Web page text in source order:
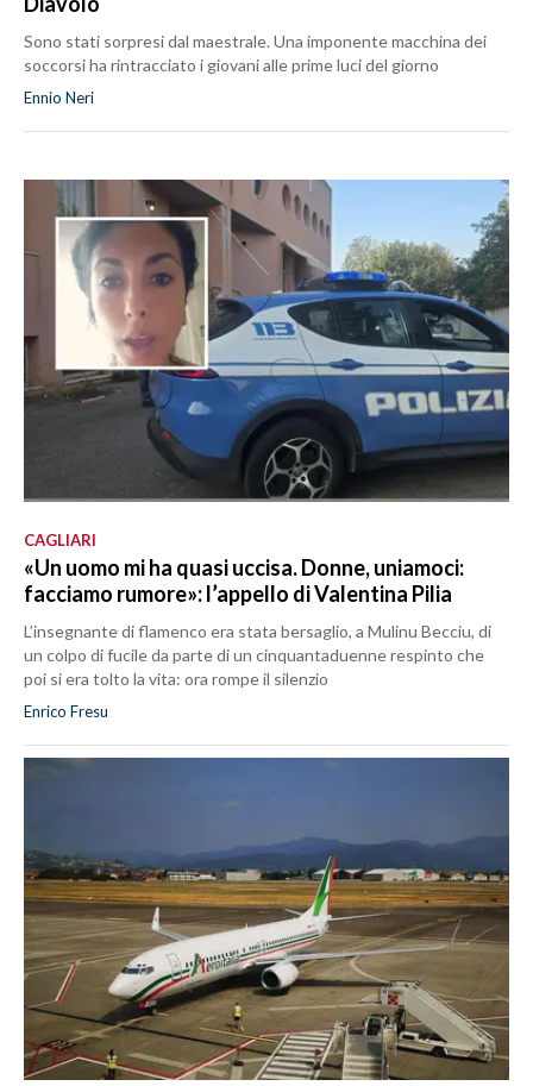
Sono stati sorpresi dal maestrale. Una imponente macchina dei
soccorsi ha rintracciato i giovani alle prime luci del giorno
Ennio Neri
CAGLIARI
«Un uomo mi ha quasi uccisa. Donne, uniamoci:
facciamo rumore»: l’appello di Valentina Pilia
L’insegnante di flamenco era stata bersaglio, a Mulinu Becciu, di
un colpo di fucile da parte di un cinquantaduenne respinto che
poi si era tolto la vita: ora rompe il silenzio
Enrico Fresu